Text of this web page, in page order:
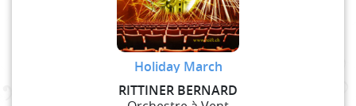
Holiday March
RITTINER BERNARD